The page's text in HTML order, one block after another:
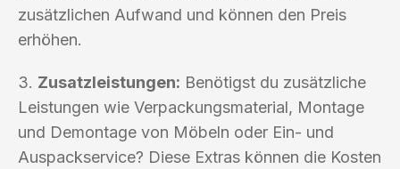
zusätzlichen Aufwand und können den Preis
erhöhen.
3. Zusatzleistungen: Benötigst du zusätzliche
Leistungen wie Verpackungsmaterial, Montage
und Demontage von Möbeln oder Ein- und
Auspackservice? Diese Extras können die Kosten